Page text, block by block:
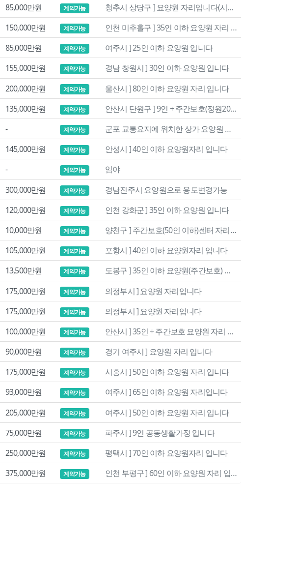
85,000만원 계약가능
청추시 상당구 ] 요양원 자리입니다(시설없음)
150,000만원 계약가능
인천 미추홀구 ] 35인 이하 요양원 자리 입니다
85,000만원 계약가능
여주시 ] 25인 이하 요양원 입니다
155,000만원 계약가능
경남 창원시 ] 30인 이하 요양원 입니다
200,000만원 계약가능
울산시 ] 80인 이하 요양원 자리 입니다
135,000만원 계약가능
안산시 단원구 ] 9인 + 주간보호(정원20인) 자리입니다
- 계약가능
군포 교통요지에 위치한 상가 요양원 자리입니다.
145,000만원 계약가능
안성시 ] 40인 이하 요양원자리 입니다
- 계약가능
임야
300,000만원 계약가능
경남진주시 요양원으로 용도변경가능
120,000만원 계약가능
인천 강화군 ] 35인 이하 요양원 입니다
10,000만원 계약가능
양천구 ] 주간보호(50인 이하)센터 자리입니다
105,000만원 계약가능
포항시 ] 40인 이하 요양원자리 입니다
13,500만원 계약가능
도봉구 ] 35인 이하 요양원(주간보호) 자리 입니다
175,000만원 계약가능
의정부시 ] 요양원 자리입니다
175,000만원 계약가능
의정부시 ] 요양원 자리입니다
100,000만원 계약가능
안산시 ] 35인 + 주간보호 요양원 자리 입니다(시설있음)
90,000만원 계약가능
경기 여주시 ] 요양원 자리 입니다
175,000만원 계약가능
시흥시 ] 50인 이하 요양원 자리 입니다
93,000만원 계약가능
여주시 ] 65인 이하 요양원 자리입니다
205,000만원 계약가능
여주시 ] 50인 이하 요양원 자리 입니다
75,000만원 계약가능
파주시 ] 9인 공동생활가정 입니다
250,000만원 계약가능
평택시 ] 70인 이하 요양원자리 입니다
375,000만원 계약가능 인천 부평구 ] 60인 이하 요양원 자리 입니다